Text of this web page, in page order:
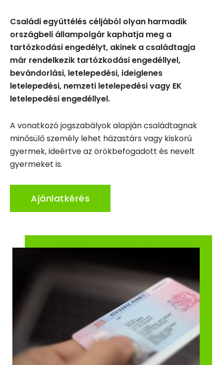
Családi együttélés céljából olyan harmadik
országbeli állampolgár kaphatja meg a
tartózkodási engedélyt, akinek a családtagja
már rendelkezik tartózkodási engedéllyel,
bevándorlási, letelepedési, ideiglenes
letelepedési, nemzeti letelepedési vagy EK
letelepedési engedéllyel.
A vonatkozó jogszabályok alapján családtagnak
minősülő személy lehet házastárs vagy kiskorú
gyermek, ideértve az örökbefogadott és nevelt
gyermeket is.
Ajánlatkérés